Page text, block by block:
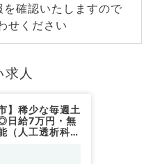
を確認いたしますので
せください
人
】稀少な毎週土
日給7万円・無
（人工透析科／